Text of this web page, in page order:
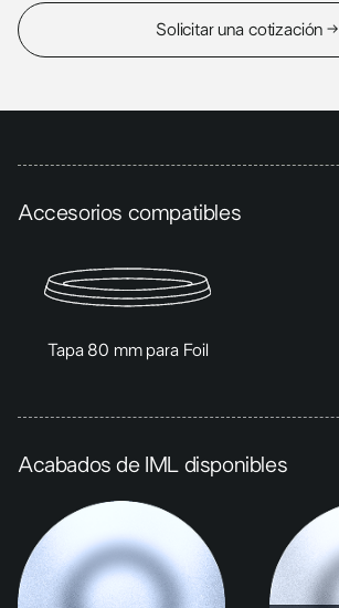
Solicitar una cotización →
Accesorios compatibles
Tapa 80 mm para Foil
Acabados de IML disponibles